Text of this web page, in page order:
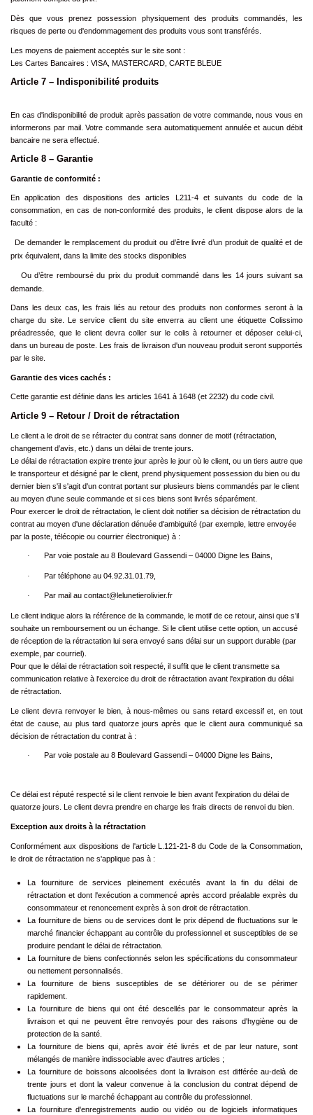
Dès que vous prenez possession physiquement des produits commandés, les
risques de perte ou d'endommagement des produits vous sont transférés.
Les moyens de paiement acceptés sur le site sont :
Les Cartes Bancaires : VISA, MASTERCARD, CARTE BLEUE
Article 7 – Indisponibilité produits
En cas d'indisponibilité de produit après passation de votre commande, nous vous en
informerons par mail. Votre commande sera automatiquement annulée et aucun débit
bancaire ne sera effectué.
Article 8 – Garantie
Garantie de conformité :
En application des dispositions des articles L211-4 et suivants du code de la
consommation, en cas de non-conformité des produits, le client dispose alors de la
faculté :
De demander le remplacement du produit ou d’être livré d’un produit de qualité et de
prix équivalent, dans la limite des stocks disponibles
Ou d’être remboursé du prix du produit commandé dans les 14 jours suivant sa
demande.
Dans les deux cas, les frais liés au retour des produits non conformes seront à la
charge du site. Le service client du site enverra au client une étiquette Colissimo
préadressée, que le client devra coller sur le colis à retourner et déposer celui-ci,
dans un bureau de poste. Les frais de livraison d'un nouveau produit seront supportés
par le site.
Garantie des vices cachés :
Cette garantie est définie dans les articles 1641 à 1648 (et 2232) du code civil.
Article 9 – Retour / Droit de rétractation
Le client a le droit de se rétracter du contrat sans donner de motif (rétractation,
changement d’avis, etc.) dans un délai de trente jours.
Le délai de rétractation expire trente jour après le jour où le client, ou un tiers autre que
le transporteur et désigné par le client, prend physiquement possession du bien ou du
dernier bien s'il s'agit d'un contrat portant sur plusieurs biens commandés par le client
au moyen d'une seule commande et si ces biens sont livrés séparément.
Pour exercer le droit de rétractation, le client doit notifier sa décision de rétractation du
contrat au moyen d'une déclaration dénuée d'ambiguïté (par exemple, lettre envoyée
par la poste, télécopie ou courrier électronique) à :
· Par voie postale au 8 Boulevard Gassendi – 04000 Digne les Bains,
· Par téléphone au 04.92.31.01.79,
· Par mail au contact@lelunetierolivier.fr
Le client indique alors la référence de la commande, le motif de ce retour, ainsi que s’il
souhaite un remboursement ou un échange. Si le client utilise cette option, un accusé
de réception de la rétractation lui sera envoyé sans délai sur un support durable (par
exemple, par courriel).
Pour que le délai de rétractation soit respecté, il suffit que le client transmette sa
communication relative à l'exercice du droit de rétractation avant l'expiration du délai
de rétractation.
Le client devra renvoyer le bien, à nous-mêmes ou sans retard excessif et, en tout
état de cause, au plus tard quatorze jours après que le client aura communiqué sa
décision de rétractation du contrat à :
· Par voie postale au 8 Boulevard Gassendi – 04000 Digne les Bains,
Ce délai est réputé respecté si le client renvoie le bien avant l'expiration du délai de
quatorze jours. Le client devra prendre en charge les frais directs de renvoi du bien.
Exception aux droits à la rétractation
Conformément aux dispositions de l'article L.121-21-8 du Code de la Consommation,
le droit de rétractation ne s'applique pas à :
La fourniture de services pleinement exécutés avant la fin du délai de
rétractation et dont l'exécution a commencé après accord préalable exprès du
consommateur et renoncement exprès à son droit de rétractation.
La fourniture de biens ou de services dont le prix dépend de fluctuations sur le
marché financier échappant au contrôle du professionnel et susceptibles de se
produire pendant le délai de rétractation.
La fourniture de biens confectionnés selon les spécifications du consommateur
ou nettement personnalisés.
La fourniture de biens susceptibles de se détériorer ou de se périmer
rapidement.
La fourniture de biens qui ont été descellés par le consommateur après la
livraison et qui ne peuvent être renvoyés pour des raisons d'hygiène ou de
protection de la santé.
La fourniture de biens qui, après avoir été livrés et de par leur nature, sont
mélangés de manière indissociable avec d'autres articles ;
La fourniture de boissons alcoolisées dont la livraison est différée au-delà de
trente jours et dont la valeur convenue à la conclusion du contrat dépend de
fluctuations sur le marché échappant au contrôle du professionnel.
La fourniture d'enregistrements audio ou vidéo ou de logiciels informatiques